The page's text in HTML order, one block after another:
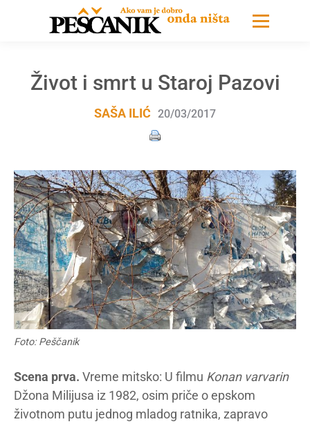
Život i smrt u Staroj Pazovi
SAŠA ILIĆ 20/03/2017
Foto: Peščanik
Scena prva. Vreme mitsko: U filmu Konan varvarin
Džona Milijusa iz 1982, osim priče o epskom
životnom putu jednog mladog ratnika, zapravo